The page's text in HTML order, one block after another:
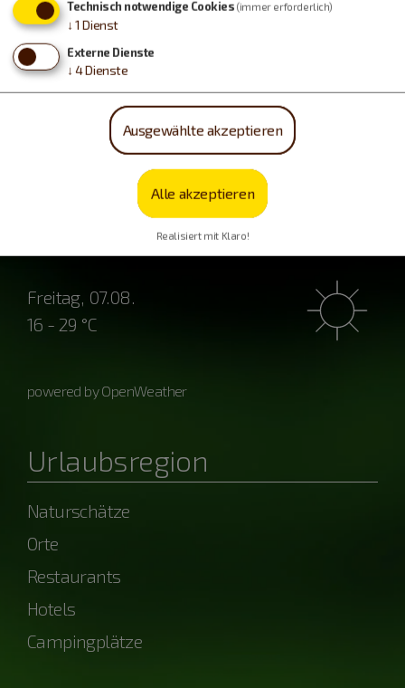
Wetter
Donnerstag, 06.08.
Freitag, 07.08.
16 - 29 °C
powered by OpenWeather
Urlaubsregion
Naturschätze
Orte
Restaurants
Hotels
Campingplätze
Technisch notwendige Cookies (immer erforderlich)
↓ 1 Dienst
Externe Dienste
↓ 4Dienste
Ausgewählte akzeptieren
Alle akzeptieren
Realisiert mit Klaro!